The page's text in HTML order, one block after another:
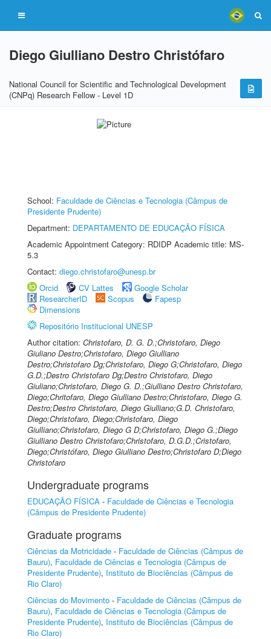
Diego Giulliano Destro Christófaro
National Council for Scientific and Technological Development
(CNPq) Research Fellow - Level 1D
School: Faculdade de Ciências e Tecnologia (Câmpus de
Presidente Prudente)
Department: DEPARTAMENTO DE EDUCAÇÃO FÍSICA
Academic Appointment Category: RDIDP Academic title: MS-
5.3
Contact: diego.christofaro@unesp.br
Orcid
CV Lattes
Google Scholar
ResearcherID
Scopus
Fapesp
Dimensions
Repositório Institucional UNESP
Author citation: Christofaro, D. G. D.;Christofaro, Diego
Giuliano Destro;Christofaro, Diego Giulliano
Destro;Christofaro Dg;Christofaro, Diego G;Christofaro, Diego
G.D.;Destro Christofaro Dg;Destro Christofaro, Diego
Giuliano;Christofaro, Diego G. D.;Giulliano Destro Christofaro,
Diego;Chritofaro, Diego Giulliano Destro;Christofaro, Diego G.
Destro;Destro Christofaro, Diego Giulliano;G.D. Christofaro,
Diego;Christofaro, Diego;Christofaro, Diego
Giulliano;Christofaro, Diego G D;Christofaro, Diego G.;Diego
Giulliano Destro Christofaro;Christofaro, D.G.D.;Cristofaro,
Diego;Christófaro, Diego Giulliano Destro;Christofaro D;Diego
Christofaro
Undergraduate programs
EDUCAÇÃO FÍSICA - Faculdade de Ciências e Tecnologia
(Câmpus de Presidente Prudente)
Graduate programs
Ciências da Motricidade - Faculdade de Ciências (Câmpus de
Bauru), Faculdade de Ciências e Tecnologia (Câmpus de
Presidente Prudente), Instituto de Biociências (Câmpus de
Rio Claro)
Ciências do Movimento - Faculdade de Ciências (Câmpus de
Bauru), Faculdade de Ciências e Tecnologia (Câmpus de
Presidente Prudente), Instituto de Biociências (Câmpus de
Rio Claro)